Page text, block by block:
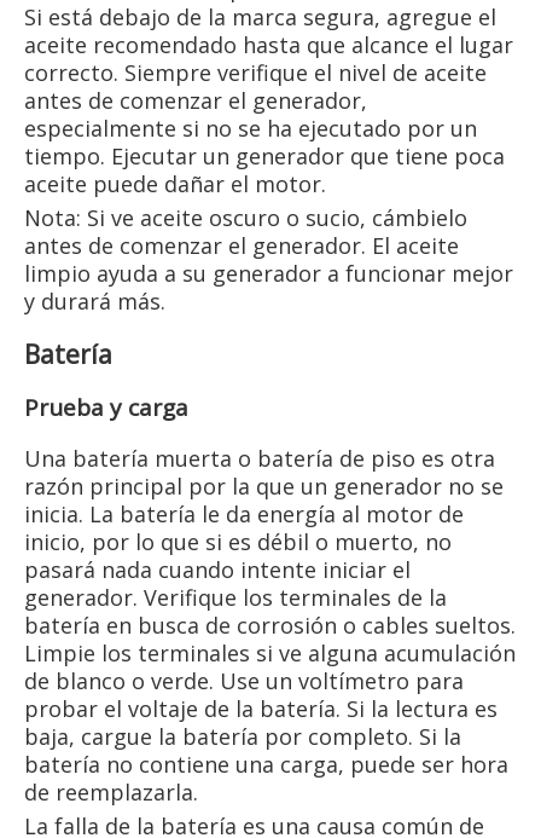
Si está debajo de la marca segura, agregue el
aceite recomendado hasta que alcance el lugar
correcto. Siempre verifique el nivel de aceite
antes de comenzar el generador,
especialmente si no se ha ejecutado por un
tiempo. Ejecutar un generador que tiene poca
aceite puede dañar el motor.
Nota: Si ve aceite oscuro o sucio, cámbielo
antes de comenzar el generador. El aceite
limpio ayuda a su generador a funcionar mejor
y durará más.
Batería
Prueba y carga
Una batería muerta o batería de piso es otra
razón principal por la que un generador no se
inicia. La batería le da energía al motor de
inicio, por lo que si es débil o muerto, no
pasará nada cuando intente iniciar el
generador. Verifique los terminales de la
batería en busca de corrosión o cables sueltos.
Limpie los terminales si ve alguna acumulación
de blanco o verde. Use un voltímetro para
probar el voltaje de la batería. Si la lectura es
baja, cargue la batería por completo. Si la
batería no contiene una carga, puede ser hora
de reemplazarla.
La falla de la batería es una causa común de